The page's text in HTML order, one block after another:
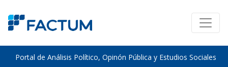
Portal de Análisis Político, Opinón Pública y Estudios Sociales